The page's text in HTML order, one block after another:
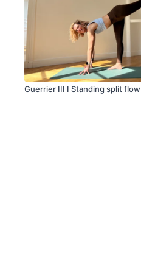
Guerrier III I Standing split flow